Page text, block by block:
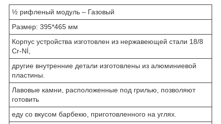
½ рифленый модуль – Газовый
Размер: 395*465 мм
Корпус устройства изготовлен из нержавеющей стали 18/8
Cr-Nİ,
другие внутренние детали изготовлены из алюминиевой
пластины.
Лавовые камни, расположенные под грилью, позволяют
готовить
еду со вкусом барбекю, приготовленного на углях.